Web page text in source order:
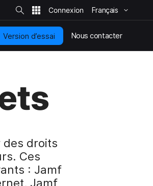
R
e
c
h
e
r
c
h
u
r
le
s
Français
Version d’essai Nous contacter
droits
Ces
: Jamf
Jamf